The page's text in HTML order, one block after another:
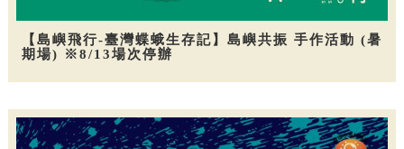
【島嶼飛行-臺灣蝶蛾生存記】島嶼共振 手作活動 (暑
期場) ※8/13場次停辦